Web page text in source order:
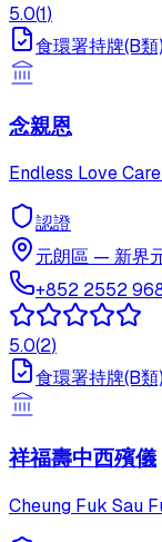
5.0(1)
食環署持牌(B類)
念親恩
Endless Love
認證
元朗區 — 新界
+852 2552
5.0(2)
食環署持牌(B類)
祥福壽中西殯儀
Cheung Fuk Sau